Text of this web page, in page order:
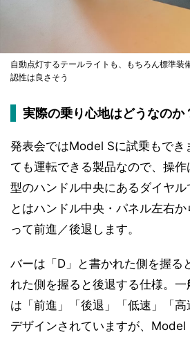
自動点灯するテールライトも、もちろん標準装
認性は良さそう
実際の乗り心地はどうなのか
発表会ではModel Sに試乗もでき
ても運転できる製品なので、操
型のハンドル中央にあるダイヤ
とはハンドル中央・パネル左右
って前進／後退します。
バーは「D」と書かれた側を握る
れた側を握ると後退する仕様。
は「前進」「後退」「低速」「
デザインされていますが、Model